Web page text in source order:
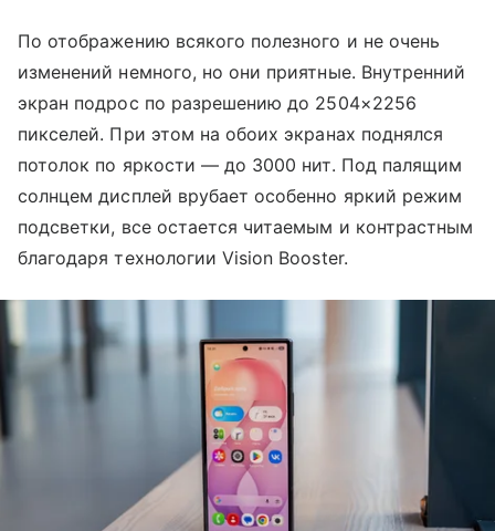
По отображению всякого полезного и не очень
изменений немного, но они приятные. Внутренний
экран подрос по разрешению до 2504×2256
пикселей. При этом на обоих экранах поднялся
потолок по яркости — до 3000 нит. Под палящим
солнцем дисплей врубает особенно яркий режим
подсветки, все остается читаемым и контрастным
благодаря технологии Vision Booster.